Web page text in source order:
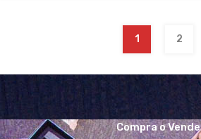
1 2
Compra o Vende